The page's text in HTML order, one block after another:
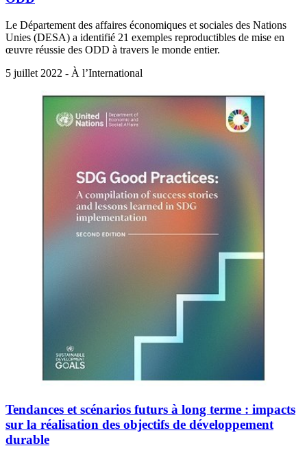
Le Département des affaires économiques et sociales des Nations
Unies (DESA) a identifié 21 exemples reproductibles de mise en
œuvre réussie des ODD à travers le monde entier.
5 juillet 2022 - À l’International
Tendances et scénarios futurs à long terme : impacts
sur la réalisation des objectifs de développement
durable